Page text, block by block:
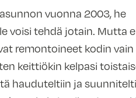
vuonna 2003, he
voisi tehdä jotain. Mutta
remontoineet kodin vain
keittiökin kelpasi
hauduteltiin ja